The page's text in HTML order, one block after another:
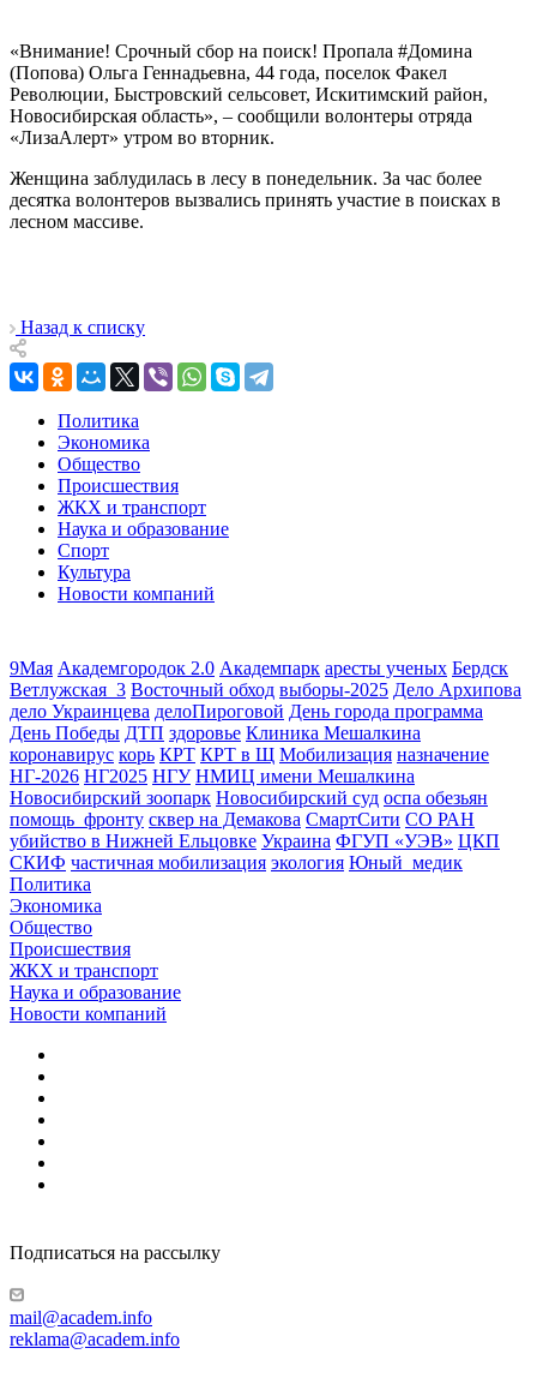
«Внимание! Срочный сбор на поиск! Пропала #Домина
(Попова) Ольга Геннадьевна, 44 года, поселок Факел
Революции, Быстровский сельсовет, Искитимский район,
Новосибирская область», – сообщили волонтеры отряда
«ЛизаАлерт» утром во вторник.
Женщина заблудилась в лесу в понедельник. За час более
десятка волонтеров вызвались принять участие в поисках в
лесном массиве.
Назад к списку
Политика
Экономика
Общество
Происшествия
ЖКХ и транспорт
Наука и образование
Спорт
Культура
Новости компаний
9Мая Академгородок 2.0 Академпарк аресты ученых Бердск
Ветлужская_3 Восточный обход выборы-2025 Дело Архипова
дело Украинцева делоПироговой День города программа
День Победы ДТП здоровье Клиника Мешалкина
коронавирус корь КРТ КРТ в Щ Мобилизация назначение
НГ-2026 НГ2025 НГУ НМИЦ имени Мешалкина
Новосибирский зоопарк Новосибирский суд оспа обезьян
помощь_фронту сквер на Демакова СмартСити СО РАН
убийство в Нижней Ельцовке Украина ФГУП «УЭВ» ЦКП
СКИФ частичная мобилизация экология Юный_медик
Политика
Экономика
Общество
Происшествия
ЖКХ и транспорт
Наука и образование
Новости компаний
Подписаться на рассылку
mail@academ.info
reklama@academ.info